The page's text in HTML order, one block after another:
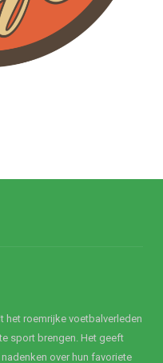
het roemrijke voetbalverleden
sport brengen. Het geeft
over hun favoriete